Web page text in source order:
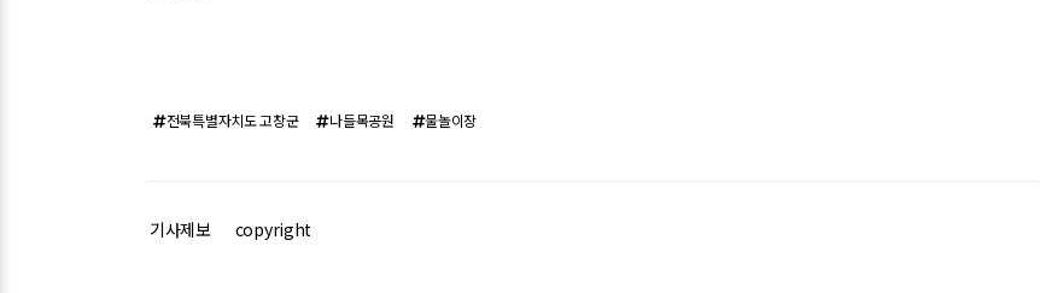
전북특별자치도 고창군 나들목공원 물놀이장
기사제보 copyright